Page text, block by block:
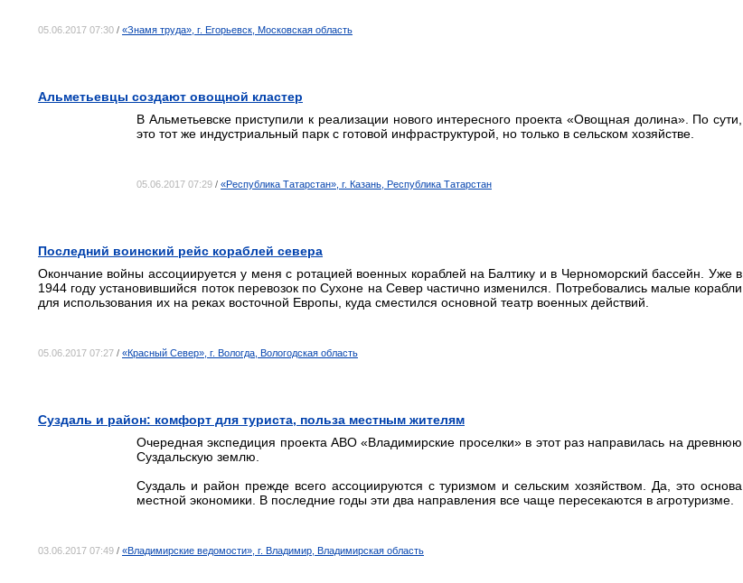
05.06.2017 07:30 / «Знамя труда», г. Егорьевск, Московская область
Альметьевцы создают овощной кластер
В Альметьевске приступили к реализации нового интересного проекта «Овощная долина». По сути,
это тот же индустриальный парк с готовой инфраструктурой, но только в сельском хозяйстве.
05.06.2017 07:29 / «Республика Татарстан», г. Казань, Республика Татарстан
Последний воинский рейс кораблей севера
Окончание войны ассоциируется у меня с ротацией военных кораблей на Балтику и в Черноморский бассейн. Уже в
1944 году установившийся поток перевозок по Сухоне на Север частично изменился. Потребовались малые корабли
для использования их на реках восточной Европы, куда сместился основной театр военных действий.
05.06.2017 07:27 / «Красный Север», г. Вологда, Вологодская область
Суздаль и район: комфорт для туриста, польза местным жителям
Очередная экспедиция проекта АВО «Владимирские проселки» в этот раз направилась на древнюю
Суздальскую землю.
Суздаль и район прежде всего ассоциируются с туризмом и сельским хозяйством. Да, это основа
местной экономики. В последние годы эти два направления все чаще пересекаются в агротуризме.
03.06.2017 07:49 / «Владимирские ведомости», г. Владимир, Владимирская область